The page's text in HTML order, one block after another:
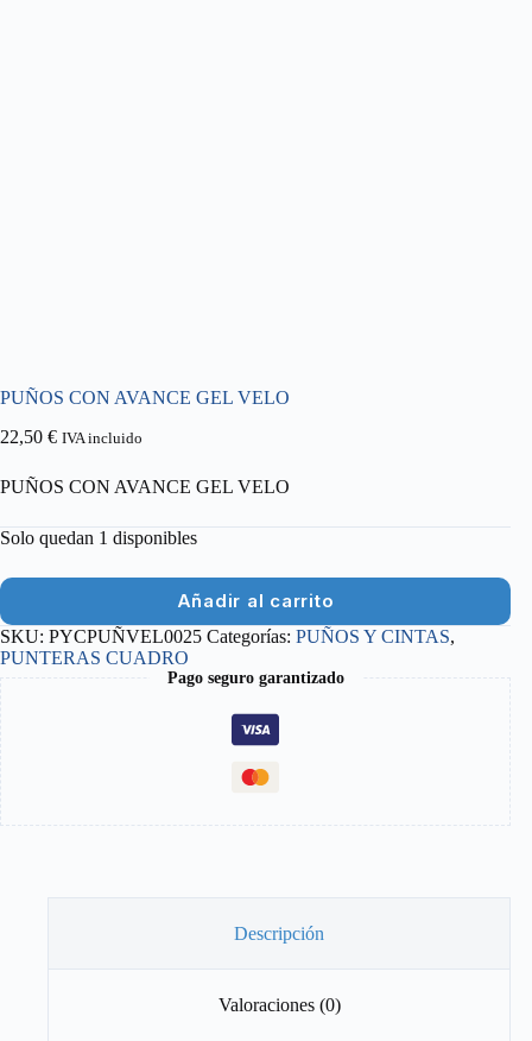
PUÑOS CON AVANCE GEL VELO
22,50 € IVA incluido
PUÑOS CON AVANCE GEL VELO
Solo quedan 1 disponibles
Añadir al carrito
SKU: PYCPUÑVEL0025 Categorías: PUÑOS Y CINTAS,
PUNTERAS CUADRO
Pago seguro garantizado
Descripción
Valoraciones (0)